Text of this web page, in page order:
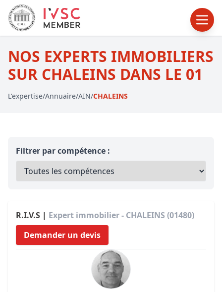
NOS EXPERTS IMMOBILIERS
SUR CHALEINS DANS LE 01
L'expertise/Annuaire/AIN/CHALEINS
Filtrer par compétence :
R.I.V.S | Expert immobilier - CHALEINS (01480)
Demander un devis